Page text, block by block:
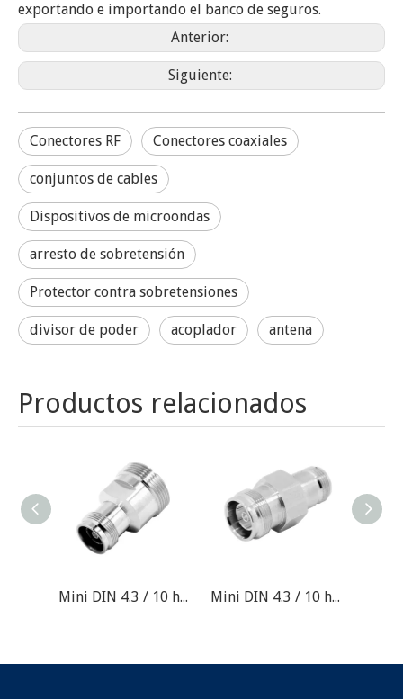
exportando e importando el banco de seguros.
Anterior:
Siguiente:
Conectores RF Conectores coaxiales
conjuntos de cables
Dispositivos de microondas
arresto de sobretensión
Protector contra sobretensiones
divisor de poder acoplador antena
Productos relacionados
Mini DIN 4.3 / 10 hembra a 7/16 adaptador femenino Mini DIN 4.3 / 10 hembra a n adaptador hembra